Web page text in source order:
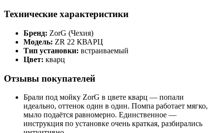
Технические характеристики
Бренд: ZorG (Чехия)
Модель: ZR 22 КВАРЦ
Тип установки: встраиваемый
Цвет: кварц
Отзывы покупателей
Брали под мойку ZorG в цвете кварц — попали
идеально, оттенок один в один. Помпа работает мягко,
мыло подаётся равномерно. Единственное —
инструкция по установке очень краткая, разбирались